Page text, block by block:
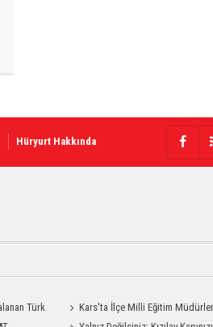
Hüryurt Hakkında
Türk
Kars'ta İlçe Milli Eğitim